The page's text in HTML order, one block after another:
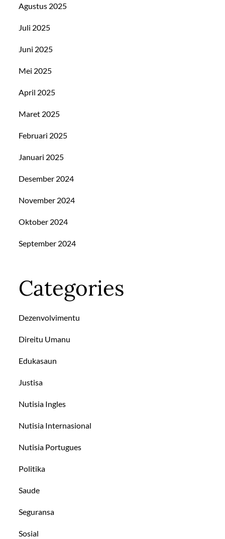
Agustus 2025
Juli 2025
Juni 2025
Mei 2025
April 2025
Maret 2025
Februari 2025
Januari 2025
Desember 2024
November 2024
Oktober 2024
September 2024
Categories
Dezenvolvimentu
Direitu Umanu
Edukasaun
Justisa
Nutisia Ingles
Nutisia Internasional
Nutisia Portugues
Politika
Saude
Seguransa
Sosial